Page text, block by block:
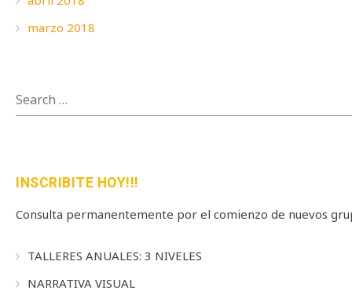
marzo 2018
SEARCH
INSCRIBITE HOY!!!
Consulta permanentemente por el comienzo de nuevos
TALLERES ANUALES: 3 NIVELES
NARRATIVA VISUAL